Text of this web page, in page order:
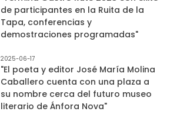
de participantes en la Ruita de la
Tapa, conferencias y
demostraciones programadas"
2025-06-17
"El poeta y editor José María Molina
Caballero cuenta con una plaza a
su nombre cerca del futuro museo
literario de Ánfora Nova"